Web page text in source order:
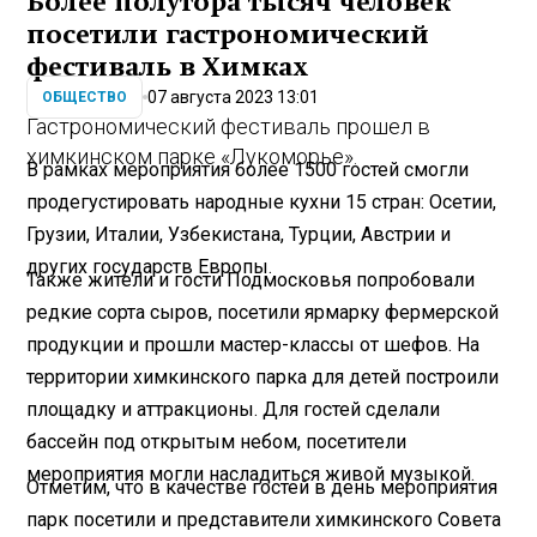
посетили гастрономический
фестиваль в Химках
ОБЩЕСТВО 07 августа 2023 13:01
Гастрономический фестиваль прошел в
химкинском парке «Лукоморье».
В рамках мероприятия более 1500 гостей смогли
продегустировать народные кухни 15 стран: Осетии,
Грузии, Италии, Узбекистана, Турции, Австрии и
других государств Европы.
Также жители и гости Подмосковья попробовали
редкие сорта сыров, посетили ярмарку фермерской
продукции и прошли мастер-классы от шефов. На
территории химкинского парка для детей построили
площадку и аттракционы. Для гостей сделали
бассейн под открытым небом, посетители
мероприятия могли насладиться живой музыкой.
Отметим, что в качестве гостей в день мероприятия
парк посетили и представители химкинского Совета